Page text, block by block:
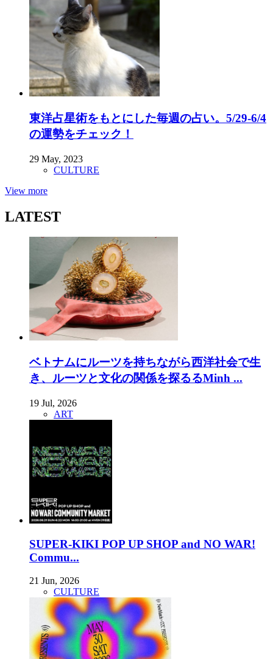
東洋占星術をもとにした毎週の占い。5/29-6/4
の運勢をチェック！
29 May, 2023
CULTURE
View more
LATEST
ベトナムにルーツを持ちながら西洋社会で生
き、ルーツと文化の関係を探るるMinh ...
19 Jul, 2026
ART
SUPER-KIKI POP UP SHOP and NO WAR!
Commu...
21 Jun, 2026
CULTURE